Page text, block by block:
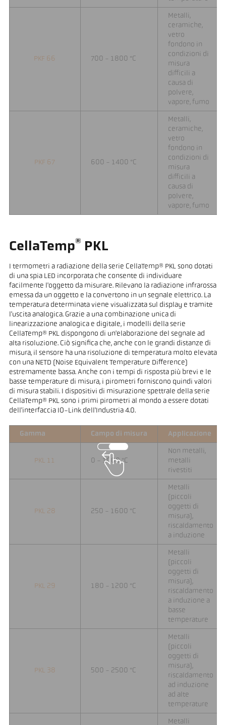
PKF 66 700 - 1800 °C
Metalli,
ceramiche,
vetro
fondono in
condizioni di
misura
difficili a
causa di
polvere,
vapore, fumo
PKF 67 600 - 1400 °C
Metalli,
ceramiche,
vetro
fondono in
condizioni di
misura
difficili a
causa di
polvere,
vapore, fumo
CellaTemp® PKL
I termometri a radiazione della serie CellaTemp® PKL sono dotati
di una spia LED incorporata che consente di individuare
facilmente l'oggetto da misurare. Rilevano la radiazione infrarossa
emessa da un oggetto e la convertono in un segnale elettrico. La
temperatura determinata viene visualizzata sul display e tramite
l'uscita analogica. Grazie a una combinazione unica di
linearizzazione analogica e digitale, i modelli della serie
CellaTemp® PKL dispongono di un'elaborazione del segnale ad
alta risoluzione. Ciò significa che, anche con le grandi distanze di
misura, il sensore ha una risoluzione di temperatura molto elevata
con una NETD (Noise Equivalent Temperature Difference)
estremamente bassa. Anche con i tempi di risposta più brevi e le
basse temperature di misura, i pirometri forniscono quindi valori
di misura stabili. I dispositivi di misurazione spettrale della serie
CellaTemp® PKL sono i primi pirometri al mondo a essere dotati
dell'interfaccia IO-Link dell'Industria 4.0.
Gamma Campo di misura Applicazione
PKL 11 0 - 1000 °C
Non metalli,
metalli
rivestiti
PKL 28 250 - 1600 °C
Metalli
(piccoli
oggetti di
misura),
riscaldamento
a induzione
PKL 29 180 - 1200 °C
Metalli
(piccoli
oggetti di
misura),
riscaldamento
a induzione a
basse
temperature
PKL 38 500 - 2500 °C
Metalli
(piccoli
oggetti di
misura),
riscaldamento
ad induzione
ad alte
temperature
Metalli